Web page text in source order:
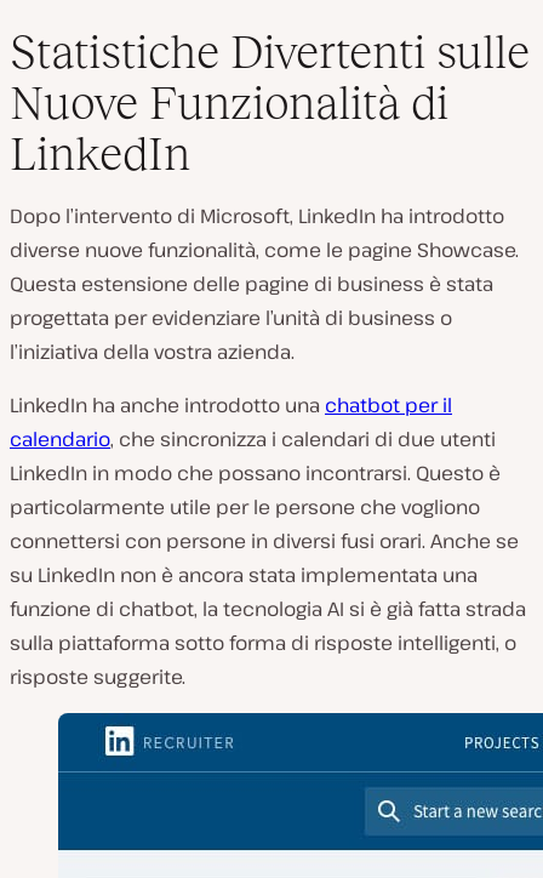
Statistiche Divertenti sulle
Nuove Funzionalità di
LinkedIn
Dopo l’intervento di Microsoft, LinkedIn ha introdotto
diverse nuove funzionalità, come le pagine Showcase.
Questa estensione delle pagine di business è stata
progettata per evidenziare l’unità di business o
l’iniziativa della vostra azienda.
LinkedIn ha anche introdotto una chatbot per il
calendario, che sincronizza i calendari di due utenti
LinkedIn in modo che possano incontrarsi. Questo è
particolarmente utile per le persone che vogliono
connettersi con persone in diversi fusi orari. Anche se
su LinkedIn non è ancora stata implementata una
funzione di chatbot, la tecnologia AI si è già fatta strada
sulla piattaforma sotto forma di risposte intelligenti, o
risposte suggerite.